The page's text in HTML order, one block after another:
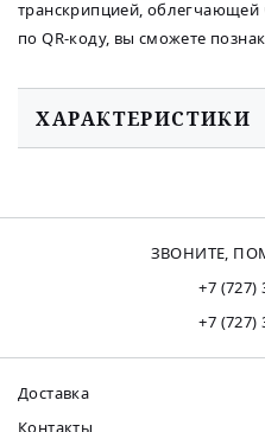
транскрипцией,
по QR-коду, вы сможете
ХАРАКТЕРИСТИКИ
ЗВОНИТЕ,
+7 (727)
+7 (727)
Доставка
Контакты